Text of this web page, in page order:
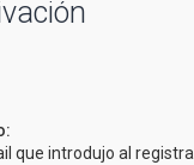
que introdujo al